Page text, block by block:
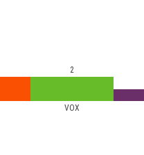
VOX
2